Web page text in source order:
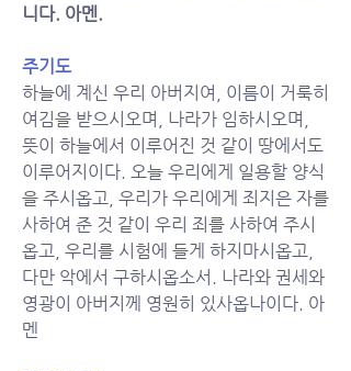
니다. 아멘.
주기도
하늘에 계신 우리 아버지여, 이름이 거룩히
여김을 받으시오며, 나라가 임하시오며,
뜻이 하늘에서 이루어진 것 같이 땅에서도
이루어지이다. 오늘 우리에게 일용할 양식
을 주시옵고, 우리가 우리에게 죄지은 자를
사하여 준 것 같이 우리 죄를 사하여 주시
옵고, 우리를 시험에 들게 하지마시옵고,
다만 악에서 구하시옵소서. 나라와 권세와
영광이 아버지께 영원히 있사옵나이다. 아
멘